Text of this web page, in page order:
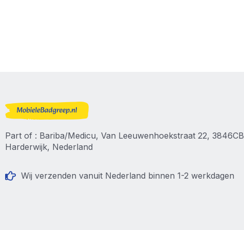
Part of : Bariba/Medicu, Van Leeuwenhoekstraat 22, 3846CB
Harderwijk, Nederland
Wij verzenden vanuit Nederland binnen 1-2 werkdagen